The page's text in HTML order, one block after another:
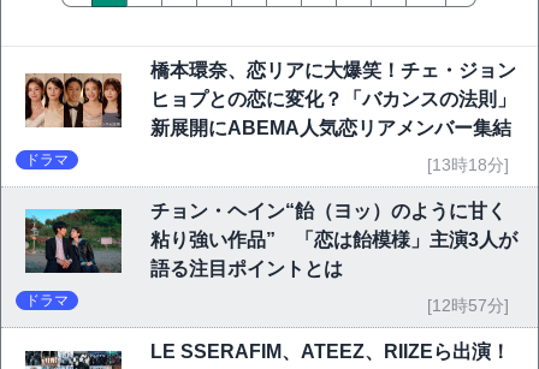
橋本環奈、恋リアに大爆笑！チェ・ジョン
ヒョプとの恋に変化？「バカンスの法則」
新展開にABEMA人気恋リアメンバー集結
ドラマ [13時18分]
チョン・ヘイン“飴（ヨッ）のように甘く
粘り強い作品” 「恋は飴模様」主演3人が
語る注目ポイントとは
ドラマ [12時57分]
LE SSERAFIM、ATEEZ、RIIZEら出演！